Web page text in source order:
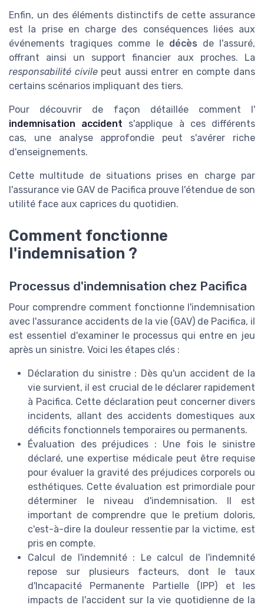
Enfin, un des éléments distinctifs de cette assurance
est la prise en charge des conséquences liées aux
événements tragiques comme le décès de l'assuré,
offrant ainsi un support financier aux proches. La
responsabilité civilepeut aussi entrer en compte dans
certains scénarios impliquant des tiers.
Pour découvrir de façon détaillée comment l'
indemnisation accident s'applique à ces différents
cas, une analyse approfondie peut s'avérer riche
d'enseignements.
Cette multitude de situations prises en charge par
l'assurance vie GAV de Pacifica prouve l'étendue de son
utilité face aux caprices du quotidien.
Comment fonctionne
l'indemnisation ?
Processus d'indemnisation chez Pacifica
Pour comprendre comment fonctionne l'indemnisation
avec l'assurance accidents de la vie (GAV) de Pacifica, il
est essentiel d'examiner le processus qui entre en jeu
après un sinistre. Voici les étapes clés :
Déclaration du sinistre : Dès qu'un accident de la
vie survient, il est crucial de le déclarer rapidement
à Pacifica. Cette déclaration peut concerner divers
incidents, allant des accidents domestiques aux
déficits fonctionnels temporaires ou permanents.
Évaluation des préjudices : Une fois le sinistre
déclaré, une expertise médicale peut être requise
pour évaluer la gravité des préjudices corporels ou
esthétiques. Cette évaluation est primordiale pour
déterminer le niveau d'indemnisation. Il est
important de comprendre que le pretium doloris,
c'est-à-dire la douleur ressentie par la victime, est
pris en compte.
Calcul de l'indemnité : Le calcul de l'indemnité
repose sur plusieurs facteurs, dont le taux
d'Incapacité Permanente Partielle (IPP) et les
impacts de l'accident sur la vie quotidienne de la